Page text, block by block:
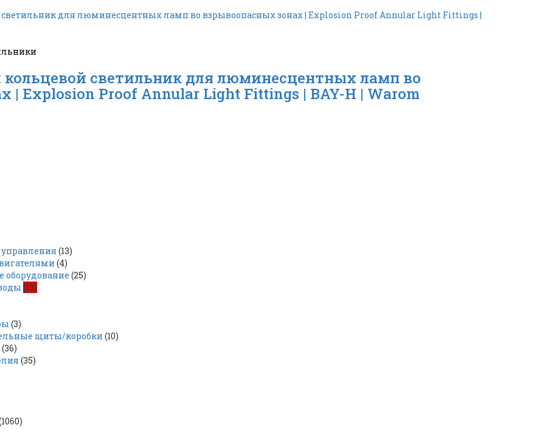
светильник для люминесцентных ламп во
| Explosion Proof Annular Light Fittings | BAY-H | Warom
(13)
(4)
оборудование (25)
(13)
(3)
щиты/коробки (10)
(36)
(35)